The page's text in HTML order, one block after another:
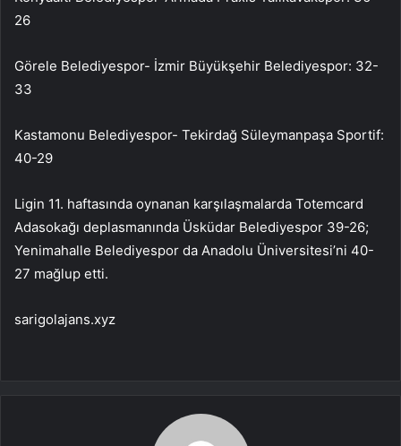
26
Görele Belediyespor- İzmir Büyükşehir Belediyespor: 32-
33
Kastamonu Belediyespor- Tekirdağ Süleymanpaşa Sportif:
40-29
Ligin 11. haftasında oynanan karşılaşmalarda Totemcard
Adasokağı deplasmanında Üsküdar Belediyespor 39-26;
Yenimahalle Belediyespor da Anadolu Üniversitesi’ni 40-
27 mağlup etti.
sarigolajans.xyz